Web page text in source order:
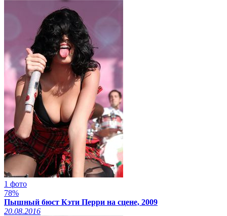
1 фото
78%
Пышный бюст Кэти Перри на сцене, 2009
20.08.2016